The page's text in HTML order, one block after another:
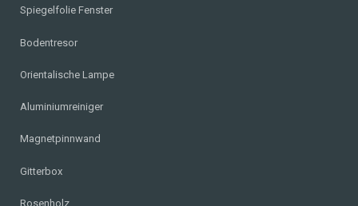
Spiegelfolie Fenster
Bodentresor
Orientalische Lampe
Aluminiumreiniger
Magnetpinnwand
Gitterbox
Rosenholz